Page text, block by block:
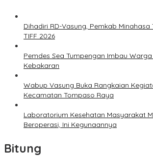
Dihadiri RD-Vasung, Pemkab Minahasa
TIFF 2026
Pemdes Sea Tumpengan Imbau
Kebakaran
Wabup Vasung Buka Rangkaian
Kecamatan Tompaso Raya
Laboratorium Kesehatan Masyarakat
Beroperasi, Ini Kegunaannya
Bitung